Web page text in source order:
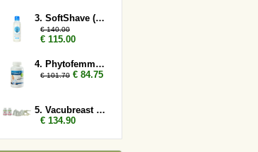
3. SoftShave (150 ml) 10x
€ 140.00
€ 115.00
4. Phytofemme 6x
€ 101.70 € 84.75
5. Vacubreast pomp met 2 potten
€ 134.90